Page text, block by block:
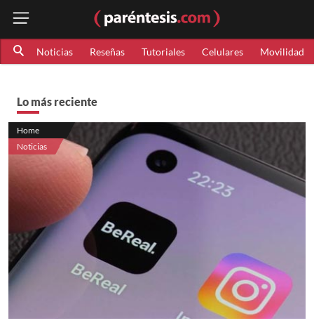
Noticias Reseñas Tutoriales Celulares Movilidad
Lo más reciente
Home
Noticias